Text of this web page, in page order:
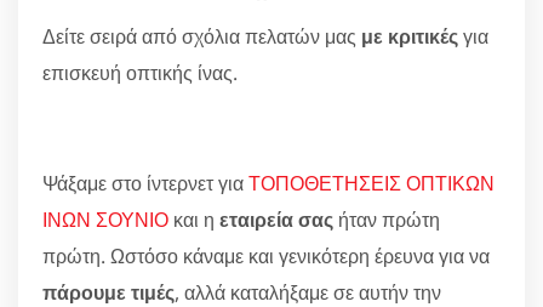
Δείτε σειρά από σχόλια πελατών μας με κριτικέςγια
επισκευή οπτικής ίνας.
Ψάξαμε στο ίντερνετ γιαΤΟΠΟΘΕΤΗΣΕΙΣ ΟΠΤΙΚΩΝ
ΙΝΩΝ ΣΟΥΝΙΟ και η εταιρεία σας ήταν πρώτη
πρώτη. Ωστόσο κάναμε και γενικότερη έρευνα για να
πάρουμε τιμές, αλλά καταλήξαμε σε αυτήν την